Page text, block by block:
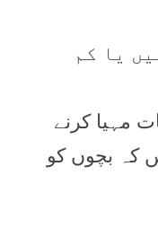
يا کم
مہيا کرنے
کہ بچوں کو